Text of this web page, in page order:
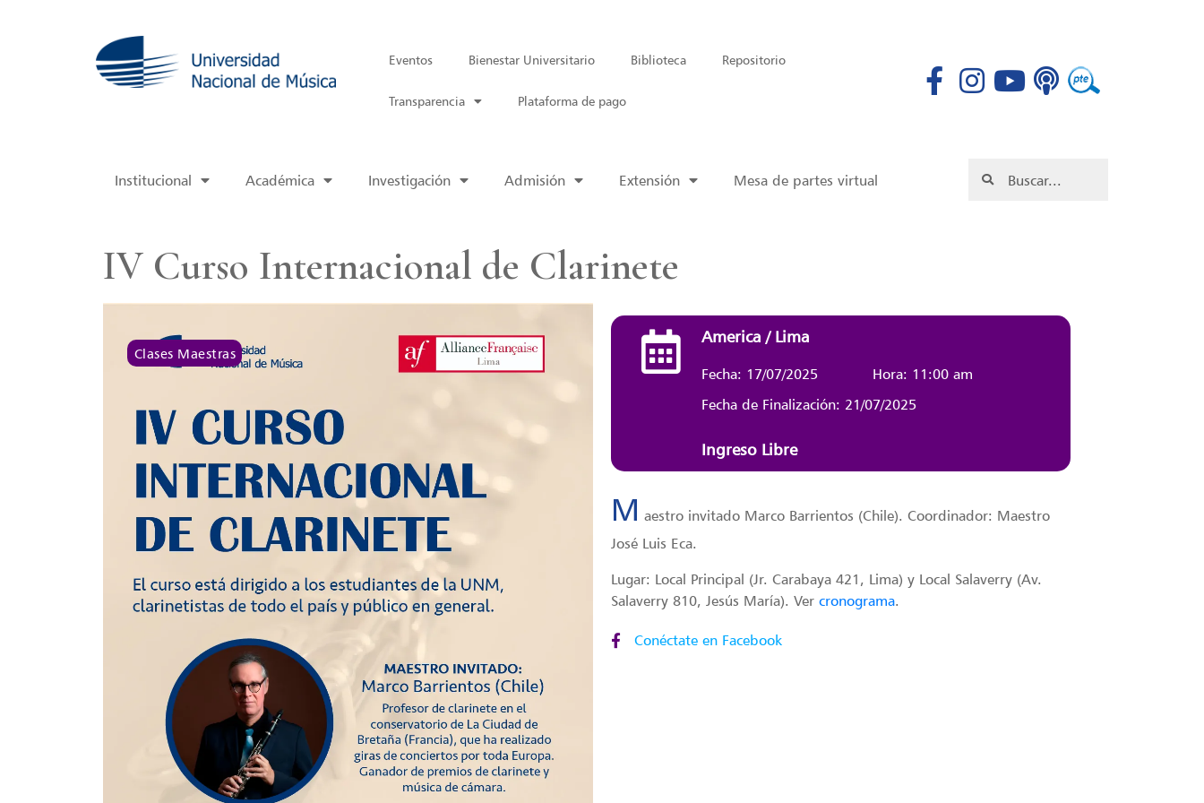
Eventos Bienestar Universitario Biblioteca Repositorio
Transparencia Plataforma de pago
Institucional Académica Investigación Admisión Extensión Mesa de partes virtual
IV Curso Internacional de Clarinete
Clases Maestras
America / Lima
Fecha: 17/07/2025
Hora: 11:00 am
Fecha de Finalización: 21/07/2025
Ingreso Libre
M aestro invitado Marco Barrientos (Chile). Coordinador: Maestro
José Luis Eca.
Lugar: Local Principal (Jr. Carabaya 421, Lima) y Local Salaverry (Av.
Salaverry 810, Jesús María). Ver cronograma.
Conéctate en Facebook